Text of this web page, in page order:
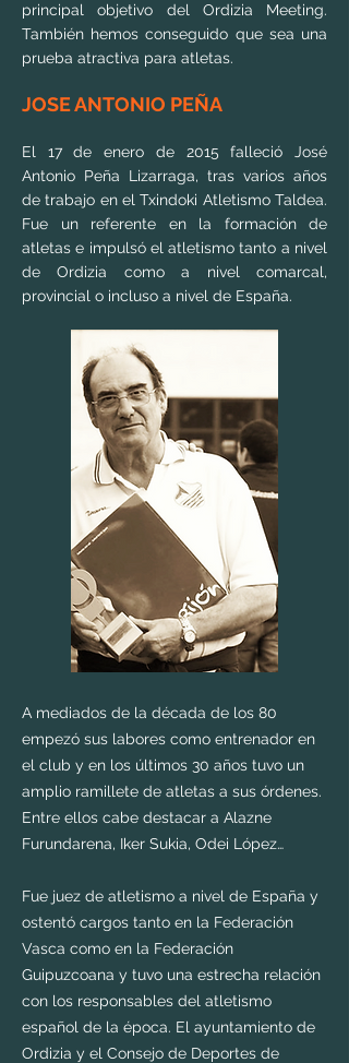
principal objetivo del Ordizia Meeting.
También hemos conseguido que sea una
prueba atractiva para atletas.
JOSE ANTONIO PEÑA
El 17 de enero de 2015 falleció José
Antonio Peña Lizarraga, tras varios años
de trabajo en el Txindoki Atletismo Taldea.
Fue un referente en la formación de
atletas e impulsó el atletismo tanto a nivel
de Ordizia como a nivel comarcal,
provincial o incluso a nivel de España.
A mediados de la década de los 80
empezó sus labores como entrenador en
el club y en los últimos 30 años tuvo un
amplio ramillete de atletas a sus órdenes.
Entre ellos cabe destacar a Alazne
Furundarena, Iker Sukia, Odei López…
Fue juez de atletismo a nivel de España y
ostentó cargos tanto en la Federación
Vasca como en la Federación
Guipuzcoana y tuvo una estrecha relación
con los responsables del atletismo
español de la época. El ayuntamiento de
Ordizia y el Consejo de Deportes de